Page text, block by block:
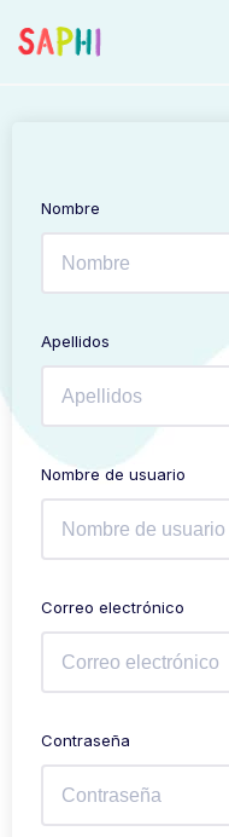
Nombre
Apellidos
Nombre de usuario
Correo electrónico
Contraseña